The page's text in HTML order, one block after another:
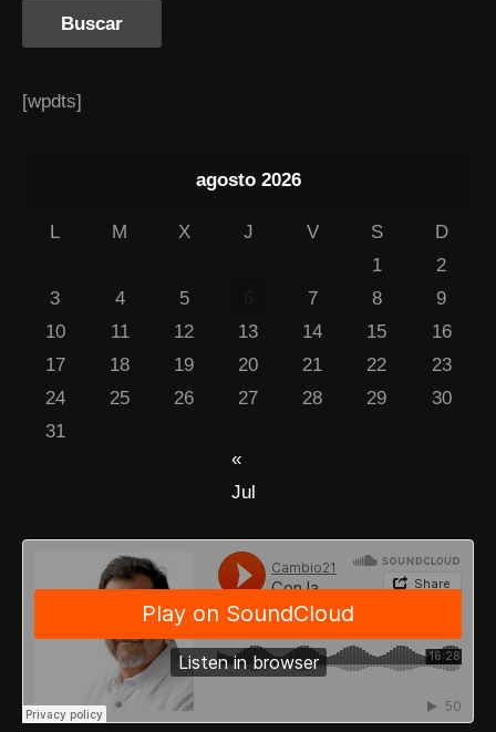
[wpdts]
agosto 2026
L M X J V S
D
1
2
3
4 5 7 8
9
10
11 12 13 14 15
16
17
18 19 20 21 22
23
24
25 26 27 28 29
30
31
«
Jul